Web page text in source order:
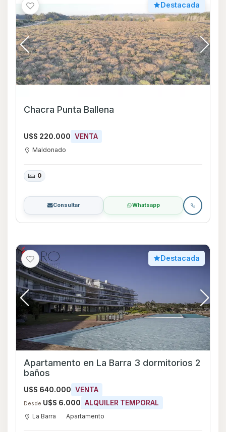
Destacada
Chacra Punta Ballena
U$S 220.000 VENTA
Maldonado
0
Consultar Whatsapp
Destacada
Apartamento en La Barra 3 dormitorios 2
baños
U$S 640.000 VENTA
Desde U$S 6.000 ALQUILER TEMPORAL
La Barra Apartamento